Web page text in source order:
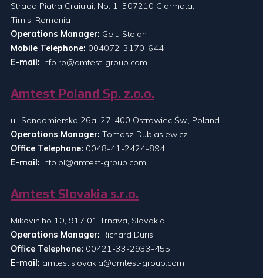
Strada Piatra Craiului, No. 1, 307210 Giarmata,
Timis, Romania
Operations Manager: Gelu Stoian
Mobile Telephone: 004072-3170-644
E-mail: info.ro@amtest-group.com
Amtest Poland Sp. z.o.o.
ul. Sandomierska 26a, 27-400 Ostrowiec Św., Poland
Operations Manager: Tomasz Dublasiewicz
Office Telephone: 0048-41-2424-894
E-mail: info.pl@amtest-group.com
Amtest Slovakia s.r.o.
Mikoviniho 10, 917 01 Trnava, Slovakia
Operations Manager: Richard Duris
Office Telephone: 00421-33-2933-455
E-mail: amtest.slovakia@amtest-group.com